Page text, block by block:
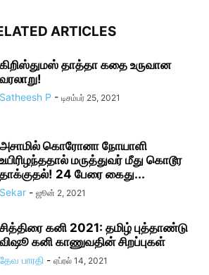
ARTICLES
கிறிஸ்துமஸ் தாத்தா கதை உருவான
வரலாறு!
Satheesh P - டிசம்பர் 25, 2021
அசாமில் கொரோனா நோயாளி
உயிரிழந்ததால் மருத்துவர் மீது கொடூர
தாக்குதல்! 24 பேரை கைது...
Sekar - ஜூன் 2, 2021
சித்திரை கனி 2021: தமிழ் புத்தாண்டு
விஷூ கனி காணுவதின் சிறப்புகள்
தேவ பாரதி - ஏப்ரல் 14, 2021